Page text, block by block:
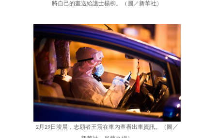
將自己的畫送給護士楊柳。（圖／新華社）
2月29日淩晨，志願者王震在車內查看出車資訊。（圖／